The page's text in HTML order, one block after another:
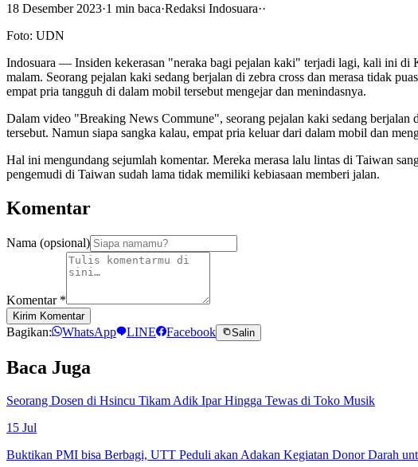
18 Desember 2023·1 min baca·Redaksi Indosuara··
Foto: UDN
Indosuara — Insiden kekerasan "neraka bagi pejalan kaki" terjadi lagi, kali ini di
malam. Seorang pejalan kaki sedang berjalan di zebra cross dan merasa tidak
empat pria tangguh di dalam mobil tersebut mengejar dan menindasnya.
Dalam video "Breaking News Commune", seorang pejalan kaki sedang berjalan
tersebut. Namun siapa sangka kalau, empat pria keluar dari dalam mobil dan
Hal ini mengundang sejumlah komentar. Mereka merasa lalu lintas di Taiwan
pengemudi di Taiwan sudah lama tidak memiliki kebiasaan memberi jalan.
Komentar
Nama (opsional)
Komentar *
Kirim Komentar
Bagikan: WhatsApp LINE Facebook Salin
Baca Juga
Seorang Dosen di Hsincu Tikam Adik Ipar Hingga Tewas di Toko Musik
15 Jul
Buktikan PMI bisa Berbagi, UTT Peduli akan Adakan Kegiatan Donor Darah